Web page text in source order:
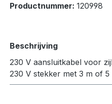
Productnummer: 120998
Beschrijving
230 V aansluitkabel voor
230 V stekker met 3 m of